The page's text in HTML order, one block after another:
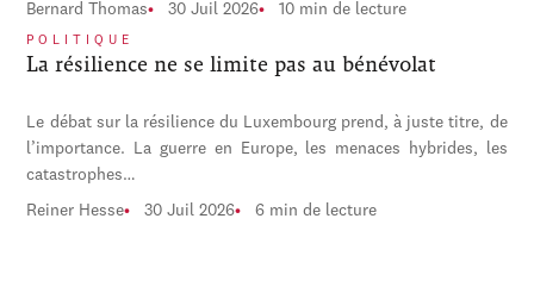
Bernard Thomas 30 Juil 2026 10 min de lecture
POLITIQUE
La résilience ne se limite pas au bénévolat
Le débat sur la résilience du Luxembourg prend, à juste titre, de
l’importance. La guerre en Europe, les menaces hybrides, les
catastrophes…
Reiner Hesse 30 Juil 2026 6 min de lecture